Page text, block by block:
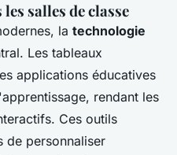
salles de classe
la technologie
Les tableaux
applications éducatives
rendant les
Ces outils
de personnaliser